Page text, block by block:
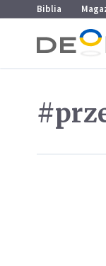
Przejdź do menu
Przejdź do treści
Biblia